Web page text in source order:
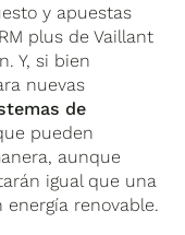
y apuestas
plus de Vaillant
Y, si bien
nuevas
de
pueden
aunque
igual que una
energía renovable.